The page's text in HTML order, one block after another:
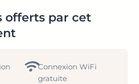
offerts par cet
Connexion WiFi
gratuite